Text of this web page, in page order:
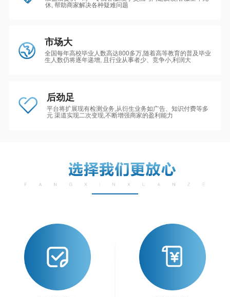
休, 帮助商家解决各种疑难问题
市场大
全国每年高校毕业人数高达800多万,随着高等教育的普及毕业
生人数仍将逐年递增, 且行业从事者少、竞争小,利润大
后劲足
平台将扩展现有检测业务,从衍生业务如广告、知识付费等多
元 渠道实现二次变现,不断增强商家的盈利能力